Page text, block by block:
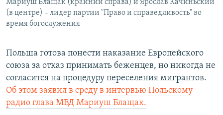
Все сайты РСЕ/РС
Мариуш Блащак (крайний справа) и Ярослав Качиньский
(в центре) – лидер партии "Право и справедливость" во
время богослужения
Польша готова понести наказание Европейского
союза за отказ принимать беженцев, но никогда не
согласится на процедуру переселения мигрантов.
Об этом заявил в среду в интервью Польскому
радио глава МВД Мариуш Блащак.